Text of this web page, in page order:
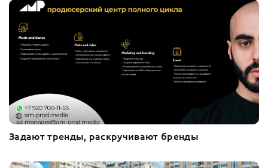
Задают тренды, раскручивают бренды